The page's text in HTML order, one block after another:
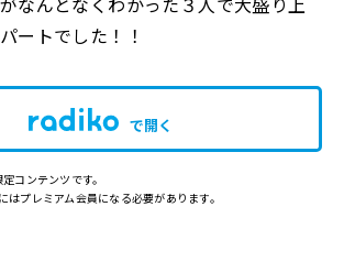
ートでした！！
で開く
コンテンツです。
プレミアム会員になる必要があります。